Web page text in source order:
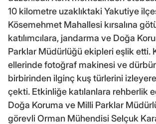
10 kilometre uzaklıktaki Yakutiye
Kösemehmet Mahallesi kırsalına
katılımcılara, jandarma ve Doğa
Parklar Müdürlüğü ekipleri eşlik etti.
ellerinde fotoğraf makinesi ve
birbirinden ilginç kuş türlerini
çekti. Etkinliğe katılanlara rehberlik
Doğa Koruma ve Milli Parklar
görevli Orman Mühendisi Selçuk